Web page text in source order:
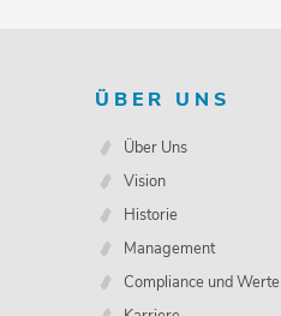
ÜBER UNS
Über Uns
Vision
Historie
Management
Compliance und Werte